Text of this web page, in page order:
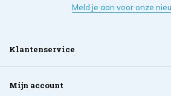
Meld je aan voor onze
Klantenservice
Mijn account